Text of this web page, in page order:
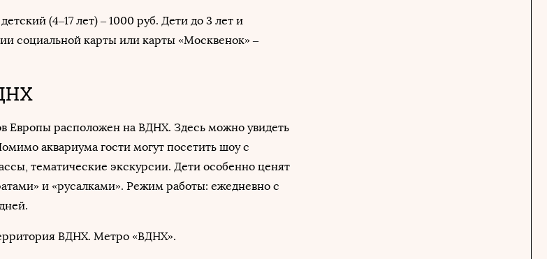
(4–17 лет) – 1000 руб. Дети до 3 лет и
социальной карты или карты «Москвенок» –
Европы расположен на ВДНХ. Здесь можно увидеть
аквариума гости могут посетить шоу с
тематические экскурсии. Дети особенно ценят
и «русалками». Режим работы: ежедневно с
ВДНХ. Метро «ВДНХ».